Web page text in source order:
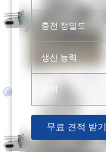
충전 정밀도
생산 능력
전력
무료 견적 받기